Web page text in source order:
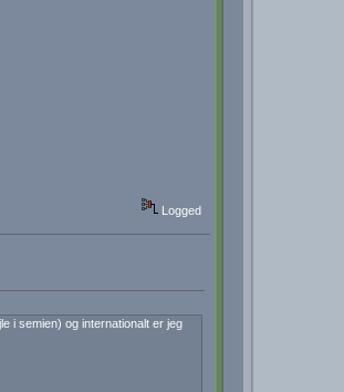
Logged
i semien) og internationalt er jeg